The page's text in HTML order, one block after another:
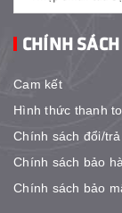
CHÍNH SÁCH
Cam kết
Hình thức thanh
Chính sách đổi/
Chính sách bảo
Chính sách bảo